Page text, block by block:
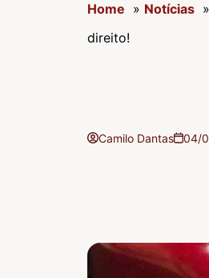
Home » Notícias
direito!
Camilo Dantas 04/